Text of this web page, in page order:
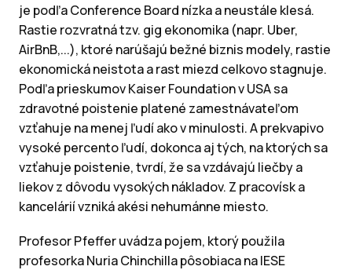
je podľa Conference Board nízka a neustále klesá.
Rastie rozvratná tzv. gig ekonomika (napr. Uber,
AirBnB,...), ktoré narúšajú bežné biznis modely, rastie
ekonomická neistota a rast miezd celkovo stagnuje.
Podľa prieskumov Kaiser Foundation v USA sa
zdravotné poistenie platené zamestnávateľom
vzťahuje na menej ľudí ako v minulosti. A prekvapivo
vysoké percento ľudí, dokonca aj tých, na ktorých sa
vzťahuje poistenie, tvrdí, že sa vzdávajú liečby a
liekov z dôvodu vysokých nákladov. Z pracovísk a
kancelárií vzniká akési nehumánne miesto.
Profesor Pfeffer uvádza pojem, ktorý použila
profesorka Nuria Chinchilla pôsobiaca na IESE